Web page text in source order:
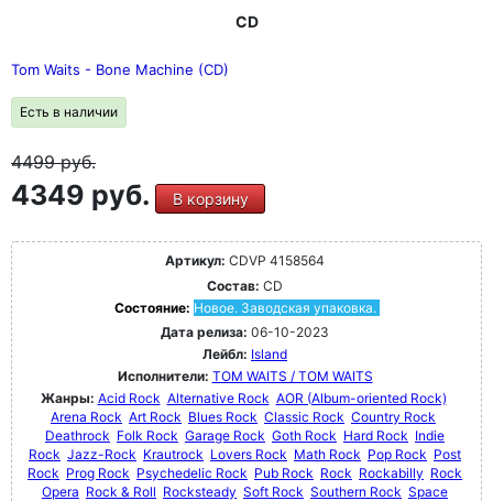
CD
Tom Waits - Bone Machine (CD)
Есть в наличии
4499руб.
4349 руб. В корзину
Артикул: CDVP 4158564
Состав: CD
Состояние: Новое. Заводская упаковка.
Дата релиза: 06-10-2023
Лейбл: Island
Исполнители: TOM WAITS / TOM WAITS
Жанры: Acid Rock Alternative Rock AOR (Album-oriented Rock)
Arena Rock Art Rock Blues Rock Classic Rock Country Rock
Deathrock Folk Rock Garage Rock Goth Rock Hard Rock Indie
Rock Jazz-Rock Krautrock Lovers Rock Math Rock Pop Rock Post
Rock Prog Rock Psychedelic Rock Pub Rock Rock Rockabilly Rock
Opera Rock & Roll Rocksteady Soft Rock Southern Rock Space